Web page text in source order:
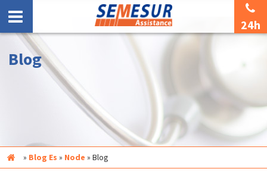
24h
Blog
Inicio » Blog Es » Node » Blog